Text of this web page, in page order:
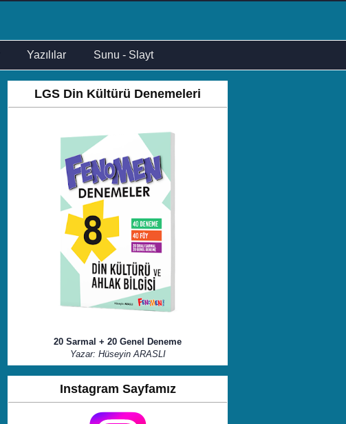
Yazılılar Sunu - Slayt
LGS Din Kültürü Denemeleri
20 Sarmal + 20 Genel Deneme
Yazar: Hüseyin ARASLI
Instagram Sayfamız